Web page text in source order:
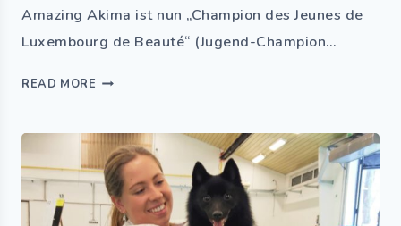
Amazing Akima ist nun „Champion des Jeunes de
Luxembourg de Beauté“ (Jugend-Champion…
READ MORE